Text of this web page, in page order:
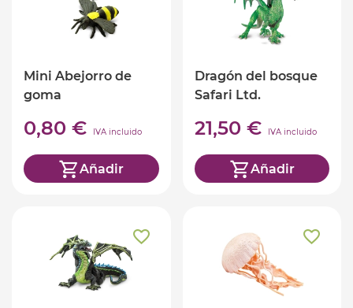
Mini Abejorro de
goma
0,80 € IVA incluido
Añadir
Dragón del bosque
Safari Ltd.
21,50 € IVA incluido
Añadir